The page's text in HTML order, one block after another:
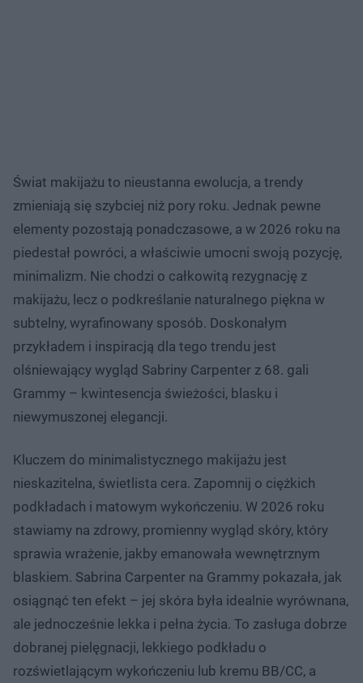
Świat makijażu to nieustanna ewolucja, a trendy
zmieniają się szybciej niż pory roku. Jednak pewne
elementy pozostają ponadczasowe, a w 2026 roku na
piedestał powróci, a właściwie umocni swoją pozycję,
minimalizm. Nie chodzi o całkowitą rezygnację z
makijażu, lecz o podkreślanie naturalnego piękna w
subtelny, wyrafinowany sposób. Doskonałym
przykładem i inspiracją dla tego trendu jest
olśniewający wygląd Sabriny Carpenter z 68. gali
Grammy – kwintesencja świeżości, blasku i
niewymuszonej elegancji.
Kluczem do minimalistycznego makijażu jest
nieskazitelna, świetlista cera. Zapomnij o ciężkich
podkładach i matowym wykończeniu. W 2026 roku
stawiamy na zdrowy, promienny wygląd skóry, który
sprawia wrażenie, jakby emanowała wewnętrznym
blaskiem. Sabrina Carpenter na Grammy pokazała, jak
osiągnąć ten efekt – jej skóra była idealnie wyrównana,
ale jednocześnie lekka i pełna życia. To zasługa dobrze
dobranej pielęgnacji, lekkiego podkładu o
rozświetlającym wykończeniu lub kremu BB/CC, a